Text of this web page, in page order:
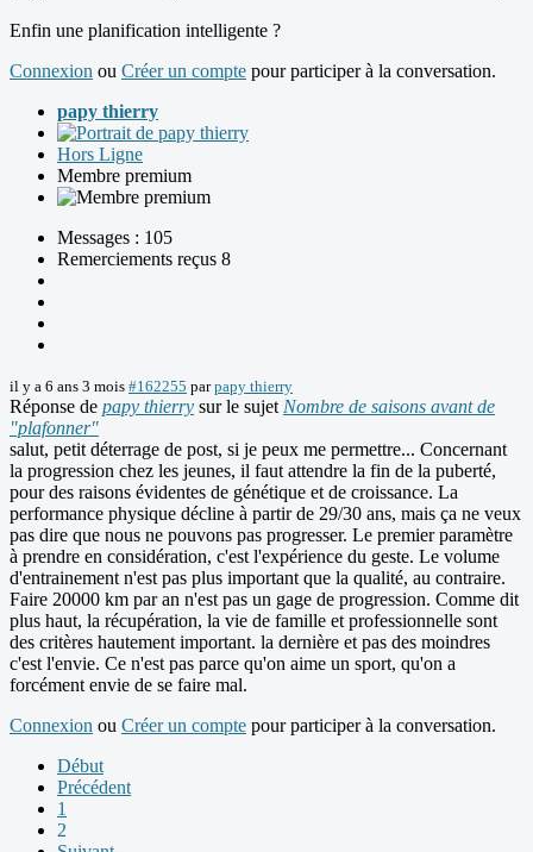
Enfin une planification intelligente ?
Connexion ou Créer un compte pour participer à la conversation.
papy thierry
Hors Ligne
Membre premium
Messages : 105
Remerciements reçus 8
il y a 6 ans 3 mois #162255 parpapy thierry
Réponse de papy thierry sur le sujet Nombre de saisons avant de
"plafonner"
salut, petit déterrage de post, si je peux me permettre... Concernant
la progression chez les jeunes, il faut attendre la fin de la puberté,
pour des raisons évidentes de génétique et de croissance. La
performance physique décline à partir de 29/30 ans, mais ça ne veux
pas dire que nous ne pouvons pas progresser. Le premier paramètre
à prendre en considération, c'est l'expérience du geste. Le volume
d'entrainement n'est pas plus important que la qualité, au contraire.
Faire 20000 km par an n'est pas un gage de progression. Comme dit
plus haut, la récupération, la vie de famille et professionnelle sont
des critères hautement important. la dernière et pas des moindres
c'est l'envie. Ce n'est pas parce qu'on aime un sport, qu'on a
forcément envie de se faire mal.
Connexion ou Créer un compte pour participer à la conversation.
Début
Précédent
1
2